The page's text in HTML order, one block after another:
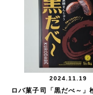
2024.11.19
ロバ菓子司「黒だべ～」